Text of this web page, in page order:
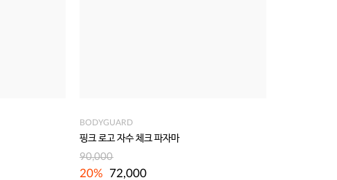
BODYGUARD
핑크 로고 자수 체크 파자마
90,000
20% 72,000